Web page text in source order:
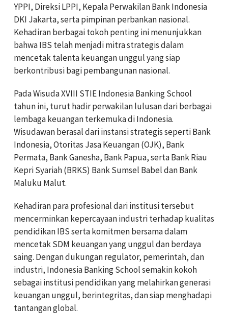
YPPI, Direksi LPPI, Kepala Perwakilan Bank Indonesia
DKI Jakarta, serta pimpinan perbankan nasional.
Kehadiran berbagai tokoh penting ini menunjukkan
bahwa IBS telah menjadi mitra strategis dalam
mencetak talenta keuangan unggul yang siap
berkontribusi bagi pembangunan nasional.
Pada Wisuda XVIII STIE Indonesia Banking School
tahun ini, turut hadir perwakilan lulusan dari berbagai
lembaga keuangan terkemuka di Indonesia.
Wisudawan berasal dari instansi strategis seperti Bank
Indonesia, Otoritas Jasa Keuangan (OJK), Bank
Permata, Bank Ganesha, Bank Papua, serta Bank Riau
Kepri Syariah (BRKS) Bank Sumsel Babel dan Bank
Maluku Malut.
Kehadiran para profesional dari institusi tersebut
mencerminkan kepercayaan industri terhadap kualitas
pendidikan IBS serta komitmen bersama dalam
mencetak SDM keuangan yang unggul dan berdaya
saing. Dengan dukungan regulator, pemerintah, dan
industri, Indonesia Banking School semakin kokoh
sebagai institusi pendidikan yang melahirkan generasi
keuangan unggul, berintegritas, dan siap menghadapi
tantangan global.